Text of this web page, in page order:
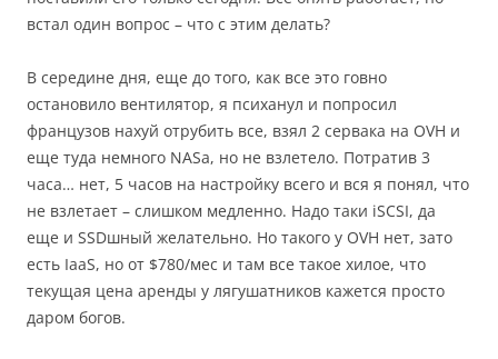
встал один вопрос – что с этим делать?
В середине дня, еще до того, как все это говно
остановило вентилятор, я психанул и попросил
французов нахуй отрубить все, взял 2 сервака на OVH и
еще туда немного NASа, но не взлетело. Потратив 3
часа… нет, 5 часов на настройку всего и вся я понял, что
не взлетает – слишком медленно. Надо таки iSCSI, да
еще и SSDшный желательно. Но такого у OVH нет, зато
есть IaaS, но от $780/мес и там все такое хилое, что
текущая цена аренды у лягушатников кажется просто
даром богов.